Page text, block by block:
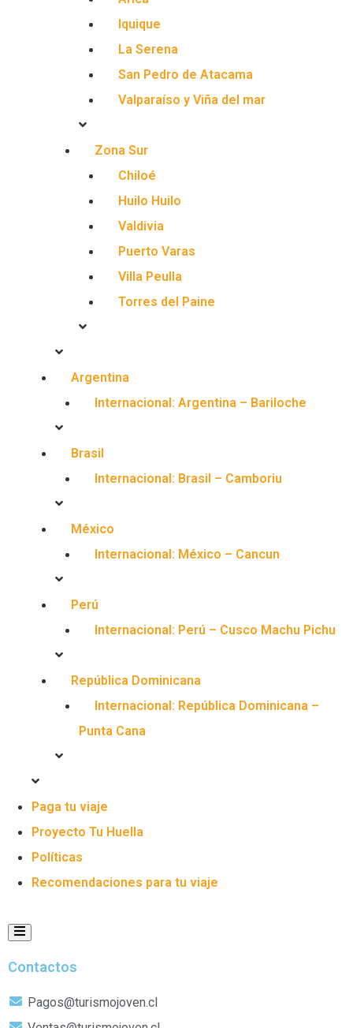
Iquique
La Serena
San Pedro de Atacama
Valparaíso y Viña del mar
Zona Sur
Chiloé
Huilo Huilo
Valdivia
Puerto Varas
Villa Peulla
Torres del Paine
Argentina
Internacional: Argentina – Bariloche
Brasil
Internacional: Brasil – Camboriu
México
Internacional: México – Cancun
Perú
Internacional: Perú – Cusco Machu Pichu
República Dominicana
Internacional: República Dominicana –
Punta Cana
Paga tu viaje
Proyecto Tu Huella
Políticas
Recomendaciones para tu viaje
Menú conmutador Humberger
Contactos
Pagos@turismojoven.cl